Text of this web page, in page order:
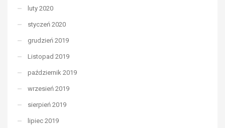
luty 2020
styczeń 2020
grudzień 2019
Listopad 2019
październik 2019
wrzesień 2019
sierpień 2019
lipiec 2019